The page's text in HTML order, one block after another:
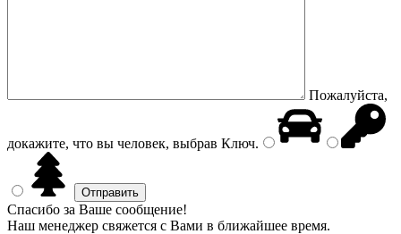
Пожалуйста,
докажите, что вы человек, выбрав Ключ.
Спасибо за Ваше сообщение!
Наш менеджер свяжется с Вами в ближайшее время.